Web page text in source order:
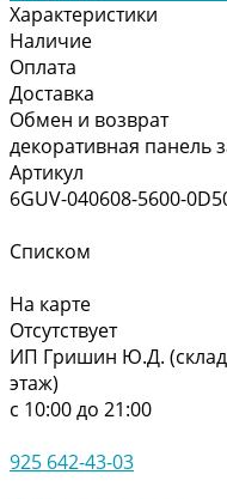
Характеристики
Наличие
Оплата
Доставка
Обмен и возврат
декоративная панель
Артикул
6GUV-040608-5600-
Списком
На карте
Отсутствует
ИП Гришин Ю.Д.
этаж)
с 10:00 до 21:00
925 642-43-03